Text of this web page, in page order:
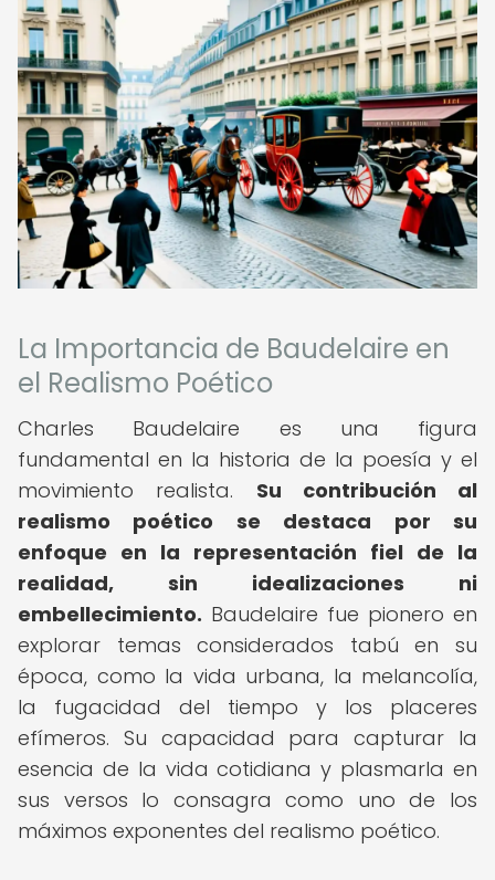
La Importancia de Baudelaire en
el Realismo Poético
Charles Baudelaire es una figura
fundamental en la historia de la poesía y el
movimiento realista. Su contribución al
realismo poético se destaca por su
enfoque en la representación fiel de la
realidad, sin idealizaciones ni
embellecimiento. Baudelaire fue pionero en
explorar temas considerados tabú en su
época, como la vida urbana, la melancolía,
la fugacidad del tiempo y los placeres
efímeros. Su capacidad para capturar la
esencia de la vida cotidiana y plasmarla en
sus versos lo consagra como uno de los
máximos exponentes del realismo poético.